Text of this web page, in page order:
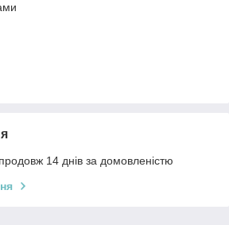
14 днів за домовленістю